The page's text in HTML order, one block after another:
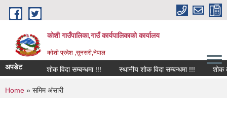
Skip to main content
कोशी गाउँपालिका,गाउँ कार्यपालिकाको कार्यालय
काेशी प्रदेश ,सुनसरी,नेपाल
अपडेट शोक विदा सम्बन्धमा !!! स्थानीय शोक विदा सम्बन्धमा !!! शोक
You are here
Home » समिम अंसारी